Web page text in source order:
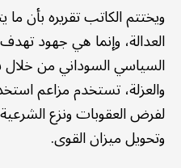
ويختتم الكاتب تقريره
العدالة، وإنما هي جهود
السياسي السوداني من
والعزلة، تستخدم مزاعم
لفرض العقوبات ونزع
وتحويل ميزان القوى.